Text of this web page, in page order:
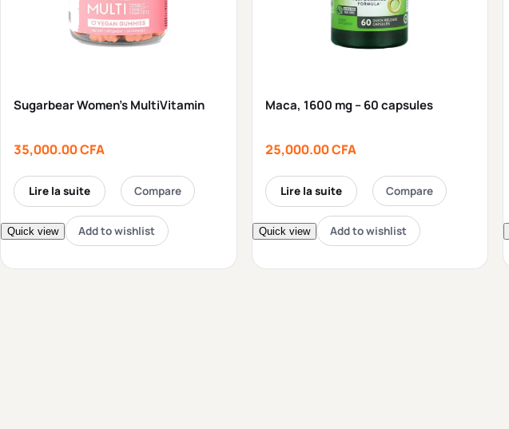
Sugarbear Women’s MultiVitamin
35,000.00CFA
Lire la suite Compare
Quick view Add to wishlist
Maca, 1600 mg – 60 capsules
25,000.00CFA
Lire la suite Compare
Quick view Add to wishlist